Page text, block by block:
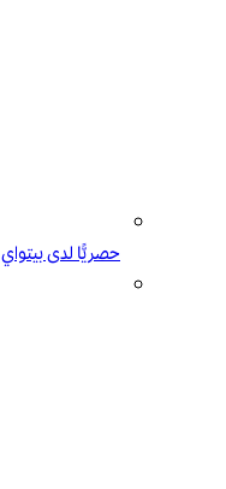
حصريًّا لدى بيتواي